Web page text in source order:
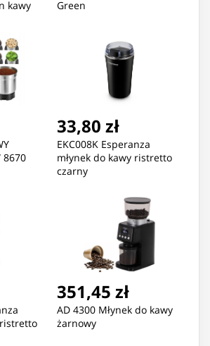
kawy
Green
8670
33,80 zł
EKC008K Esperanza
młynek do kawy ristretto
czarny
351,45 zł
AD 4300 Młynek do kawy
żarnowy